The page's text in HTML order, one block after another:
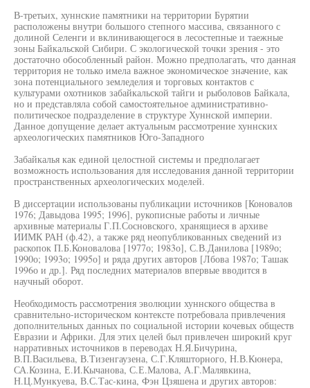
В-третьих, хуннские памятники на территории Бурятии
расположены внутри большого степного массива, связанного с
долиной Селенги и вклинивающегося в лесостепные и таежные
зоны Байкальской Сибири. С экологической точки зрения - это
достаточно обособленный район. Можно предполагать, что данная
территория не только имела важное экономическое значение, как
зона потенциального земледелия и торговых контактов с
культурами охотников забайкальской тайги и рыболовов Байкала,
но и представляла собой самостоятельное административно-
политическое подразделение в структуре Хуннской империи.
Данное допущение делает актуальным рассмотрение хуннских
археологических памятников Юго-Западного
Забайкалья как единой целостной системы и предполагает
возможность использования для исследования данной территории
пространственных археологических моделей.
В диссертации использованы публикации источников [Коновалов
1976; Давыдова 1995; 1996], рукописные работы и личные
архивные материалы Г.П.Сосновского, хранящиеся в архиве
ИИМК РАН (ф.42), а также ряд неопубликованных сведений из
раскопок П.Б.Коновалова [1977о; 1983о], С.В.Данилова [1989о;
1990о; 1993о; 1995о] и ряда других авторов [Лбова 1987о; Ташак
1996о и др.]. Ряд последних материалов впервые вводится в
научный оборот.
Необходимость рассмотрения эволюции хуннского общества в
сравнительно-историческом контексте потребовала привлечения
дополнительных данных по социальной истории кочевых обществ
Евразии и Африки. Для этих целей был привлечен широкий круг
нарративных источников в переводах Н.Я.Бичурина,
В.П.Васильева, В.Тизенгаузена, С.Г.Кляшторного, Н.В.Кюнера,
СА.Козина, Е.И.Кычанова, С.Е.Малова, А.Г.Малявкина,
Н.Ц.Мункуева, В.С.Тас-кина, Фэн Цзяшена и других авторов: